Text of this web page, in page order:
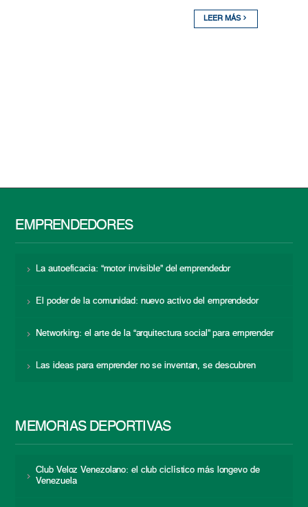
LEER MÁS
EMPRENDEDORES
La autoeficacia: “motor invisible” del emprendedor
El poder de la comunidad: nuevo activo del emprendedor
Networking: el arte de la “arquitectura social” para emprender
Las ideas para emprender no se inventan, se descubren
MEMORIAS DEPORTIVAS
Club Veloz Venezolano: el club ciclístico más longevo de
Venezuela